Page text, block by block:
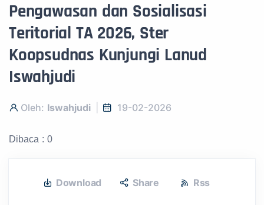
Pengawasan dan Sosialisasi
Teritorial TA 2026, Ster
Koopsudnas Kunjungi Lanud
Iswahjudi
Oleh: Iswahjudi 19-02-2026
Dibaca : 0
Download Share Rss